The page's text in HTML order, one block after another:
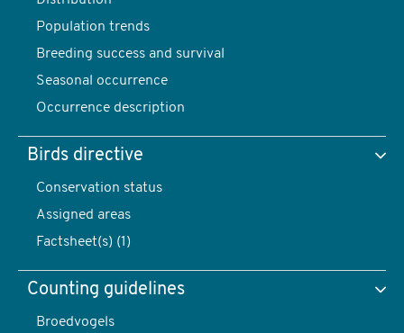
foto:
Diek
content
Population trends
Breeding success and survival
Seasonal occurrence
Occurrence description
Birds directive
Conservation status
Assigned areas
Factsheet(s) (1)
Counting guidelines
Broedvogels
Distribution and trends
Distribution